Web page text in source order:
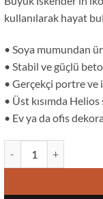
kullanılarak hayat
• Soya mumundan
• Stabil ve güçlü
• Gerçekçi portre ve
• Üst kısımda
• Ev ya da ofis